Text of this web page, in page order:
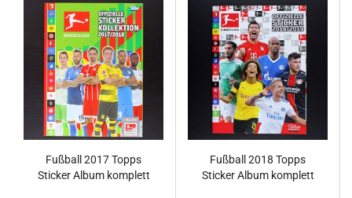
Fußball 2017 Topps
Sticker Album komplett
Fußball 2018 Topps
Sticker Album komplett